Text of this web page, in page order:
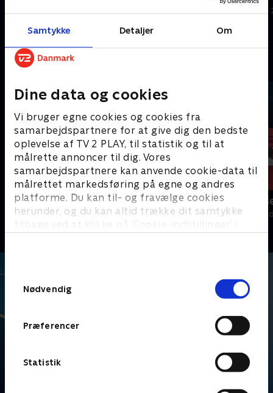
Samtykke Detaljer Om
Dine data og cookies
Vi bruger egne cookies og cookies fra
samarbejdspartnere for at give dig den bedste
oplevelse af TV 2 PLAY, til statistik og til at
målrette annoncer til dig. Vores
samarbejdspartnere kan anvende cookie-data til
målrettet markedsføring på egne og andres
platforme. Du kan til- og fravælge cookies
herunder, og du kan altid trække dit samtykke
tilbage ved at klikke på ’Cookie-indstillinger’ i
Nødvendig
Præferencer
Statistik
finalen - denne gang med
Esbjergs hjemmebanefordel.
27. maj 2026 • 93 min
hold Nykøbing Falster og Ikast.
Andre så også
Herreligaen
Håndbold
Mikkel
2024 •